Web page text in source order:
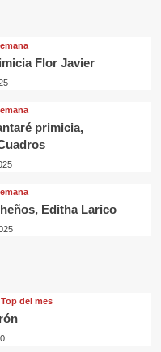
Flor Javier
primicia,
Editha Larico
Top del mes